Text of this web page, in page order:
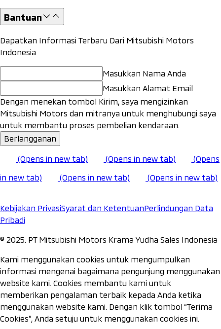
Bantuan
Dapatkan Informasi Terbaru Dari Mitsubishi Motors
Indonesia
Masukkan Nama Anda
Masukkan Alamat Email
Dengan menekan tombol Kirim, saya mengizinkan
Mitsubishi Motors dan mitranya untuk menghubungi saya
untuk membantu proses pembelian kendaraan.
Berlangganan
(Opens in new tab) (Opens in new tab)
(Opens
in new tab)
(Opens in new tab) (Opens in new tab)
Kebijakan PrivasiSyarat dan KetentuanPerlindungan Data
Pribadi
©️ 2025. PT Mitsubishi Motors Krama Yudha Sales Indonesia
Kami menggunakan cookies untuk mengumpulkan
informasi mengenai bagaimana pengunjung menggunakan
website kami. Cookies membantu kami untuk
memberikan pengalaman terbaik kepada Anda ketika
menggunakan website kami. Dengan klik tombol “Terima
Cookies”, Anda setuju untuk menggunakan cookies ini.